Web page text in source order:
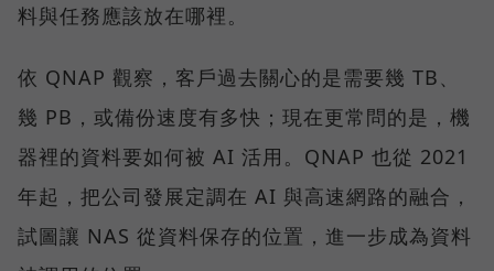
料與任務應該放在哪裡。
依 QNAP 觀察，客戶過去關心的是需要幾 TB、
幾 PB，或備份速度有多快；現在更常問的是，機
器裡的資料要如何被 AI 活用。QNAP 也從 2021
年起，把公司發展定調在 AI 與高速網路的融合，
試圖讓 NAS 從資料保存的位置，進一步成為資料